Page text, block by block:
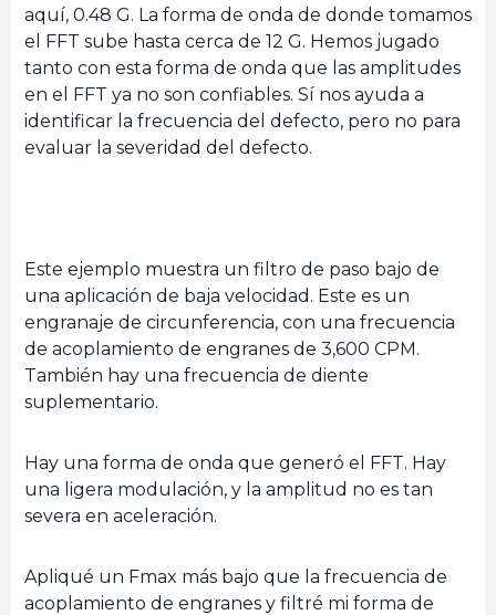
aquí, 0.48 G. La forma de onda de donde tomamos
el FFT sube hasta cerca de 12 G. Hemos jugado
tanto con esta forma de onda que las amplitudes
en el FFT ya no son confiables. Sí nos ayuda a
identificar la frecuencia del defecto, pero no para
evaluar la severidad del defecto.
Este ejemplo muestra un filtro de paso bajo de
una aplicación de baja velocidad. Este es un
engranaje de circunferencia, con una frecuencia
de acoplamiento de engranes de 3,600 CPM.
También hay una frecuencia de diente
suplementario.
Hay una forma de onda que generó el FFT. Hay
una ligera modulación, y la amplitud no es tan
severa en aceleración.
Apliqué un Fmax más bajo que la frecuencia de
acoplamiento de engranes y filtré mi forma de